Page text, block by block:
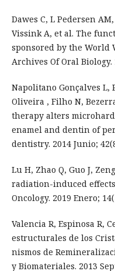
Dawes C, L Pedersen
Vissink A, et al. The
sponsored by the World
Archives Of Oral Biology.
Napolitano Gonçalves L,
Oliveira , Filho N,
therapy alters
enamel and dentin of
dentistry. 2014 Junio;
Lu H, Zhao Q, Guo J,
radiation-induced
Oncology. 2019 Enero;
Valencia R, Espinosa R,
estructurales de los
nismos de
y Biomateriales. 2013